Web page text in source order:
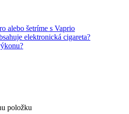
alebo šetríme s Vaprio
elektronická cigareta?
položku